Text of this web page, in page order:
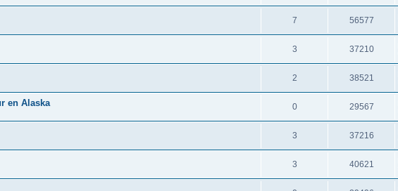
7 56577
3 37210
2 38521
en Alaska 0 29567
3 37216
3 40621